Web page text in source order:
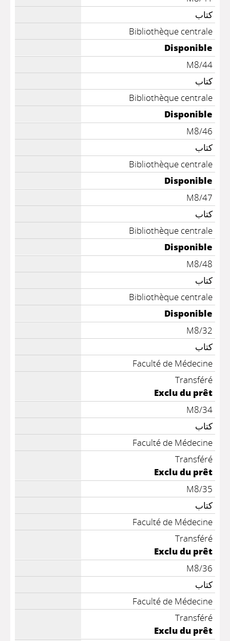
كتاب
Bibliothèque centrale
Disponible
M8/44
كتاب
Bibliothèque centrale
Disponible
M8/46
كتاب
Bibliothèque centrale
Disponible
M8/47
كتاب
Bibliothèque centrale
Disponible
M8/48
كتاب
Bibliothèque centrale
Disponible
M8/32
كتاب
Faculté de Médecine
Transféré
Exclu du prêt
M8/34
كتاب
Faculté de Médecine
Transféré
Exclu du prêt
M8/35
كتاب
Faculté de Médecine
Transféré
Exclu du prêt
M8/36
كتاب
Faculté de Médecine
Transféré
Exclu du prêt